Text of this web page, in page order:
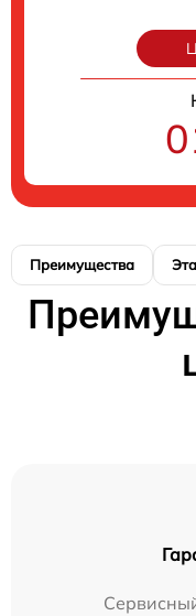
Преимущества